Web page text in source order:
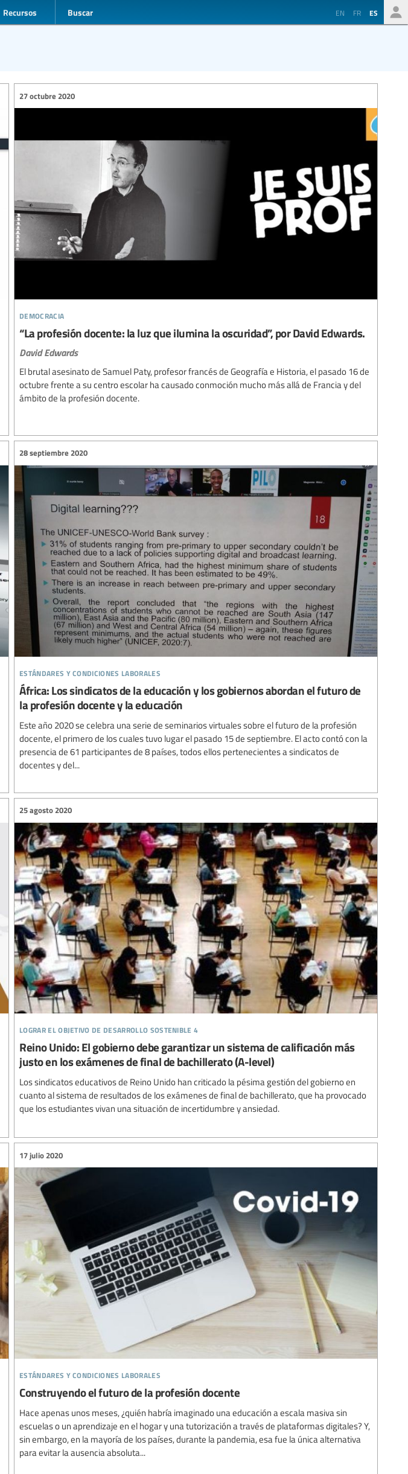
Recursos Buscar EN FR ES
democracia
27 octubre 2020
“La profesión docente: la luz que ilumina la oscuridad”, por David Edwards.
David Edwards
El brutal asesinato de Samuel Paty, profesor francés de Geografía e Historia, el pasado 16 de
octubre frente a su centro escolar ha causado conmoción mucho más allá de Francia y del
ámbito de la profesión docente.
estándares y condiciones laborales
28 septiembre 2020
África: Los sindicatos de la educación y los gobiernos abordan el futuro de
la profesión docente y la educación
Este año 2020 se celebra una serie de seminarios virtuales sobre el futuro de la profesión
docente, el primero de los cuales tuvo lugar el pasado 15 de septiembre. El acto contó con la
presencia de 61 participantes de 8 países, todos ellos pertenecientes a sindicatos de
docentes y del...
lograr el objetivo de desarrollo sostenible 4
25 agosto 2020
Reino Unido: El gobierno debe garantizar un sistema de calificación más
justo en los exámenes de final de bachillerato (A-level)
Los sindicatos educativos de Reino Unido han criticado la pésima gestión del gobierno en
cuanto al sistema de resultados de los exámenes de final de bachillerato, que ha provocado
que los estudiantes vivan una situación de incertidumbre y ansiedad.
estándares y condiciones laborales
17 julio 2020
Construyendo el futuro de la profesión docente
Hace apenas unos meses, ¿quién habría imaginado una educación a escala masiva sin
escuelas o un aprendizaje en el hogar y una tutorización a través de plataformas digitales? Y,
sin embargo, en la mayoría de los países, durante la pandemia, esa fue la única alternativa
para evitar la ausencia absoluta...